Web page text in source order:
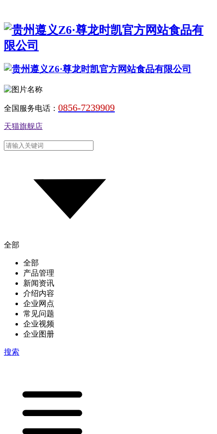
全国服务电话： 0856-7239909
天猫旗舰店
全部
全部
产品管理
新闻资讯
介绍内容
企业网点
常见问题
企业视频
企业图册
搜索